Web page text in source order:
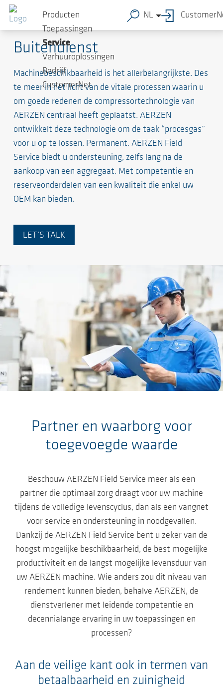
Waardefactor van uw compressoraggregaat
Buitendienst
Machinebeschikbaarheid is het allerbelangrijkste. Des
te meer in het licht van de vitale processen waarin u
om goede redenen de compressortechnologie van
AERZEN centraal heeft geplaatst. AERZEN
ontwikkelt deze technologie om de taak “procesgas”
voor u op te lossen. Permanent. AERZEN Field
Service biedt u ondersteuning, zelfs lang na de
aankoop van een aggregaat. Met competentie en
reserveonderdelen van een kwaliteit die enkel uw
OEM kan bieden.
LET’S TALK
Producten
Toepassingen
Service
Verhuuroplossingen
Bedrijf
CustomerNet
NL
Partner en waarborg voor
toegevoegde waarde
Beschouw AERZEN Field Service meer als een
partner die optimaal zorg draagt voor uw machine
tijdens de volledige levenscyclus, dan als een vangnet
voor service en ondersteuning in noodgevallen.
Dankzij de AERZEN Field Service bent u zeker van de
hoogst mogelijke beschikbaarheid, de best mogelijke
productiviteit en de langst mogelijke levensduur van
uw AERZEN machine. Wie anders zou dit niveau van
rendement kunnen bieden, behalve AERZEN, de
dienstverlener met leidende competentie en
decennialange ervaring in uw toepassingen en
processen?
Aan de veilige kant ook in termen van
betaalbaarheid en zuinigheid